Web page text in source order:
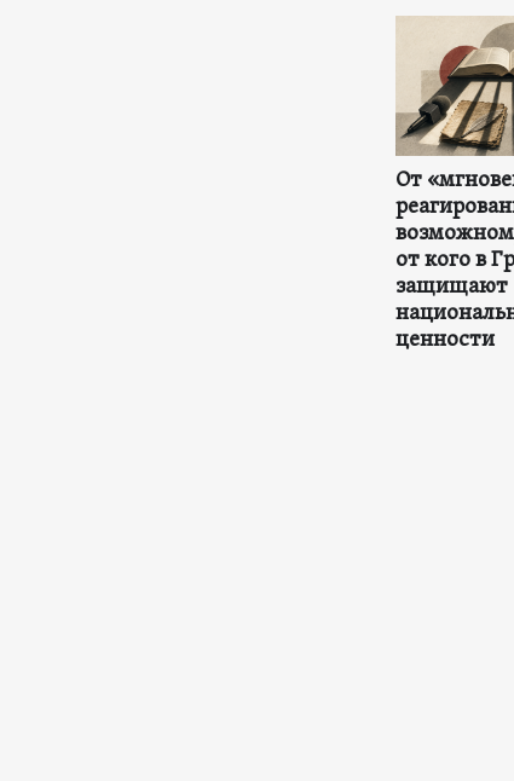
От
от кого в
защищают
ценности